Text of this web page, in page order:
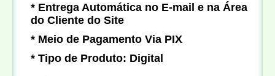
* Entrega Automática no E-mail e na Área
do Cliente do Site
* Meio de Pagamento Via PIX
* Tipo de Produto: Digital